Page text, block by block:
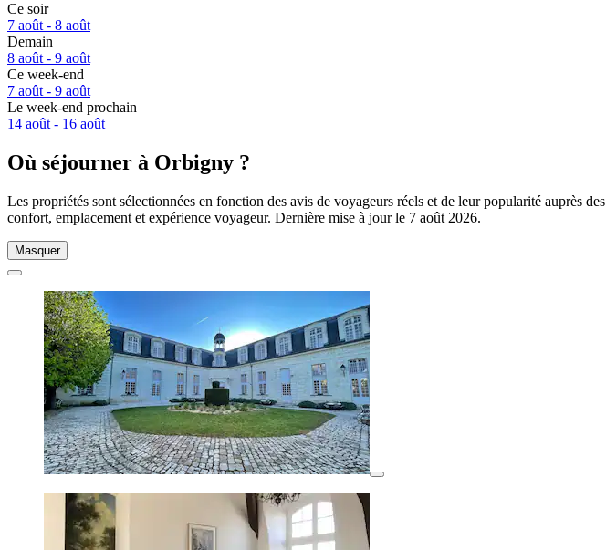
Ce soir
7 août - 8 août
Demain
8 août - 9 août
Ce week-end
7 août - 9 août
Le week-end prochain
14 août - 16 août
Où séjourner à Orbigny ?
Les propriétés sont sélectionnées en fonction des avis de voyageurs réels et de leur popularité auprès
confort, emplacement et expérience voyageur. Dernière mise à jour le 7 août 2026.
Masquer